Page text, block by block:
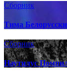
Сборник
Тима
Сборник
Наутилус